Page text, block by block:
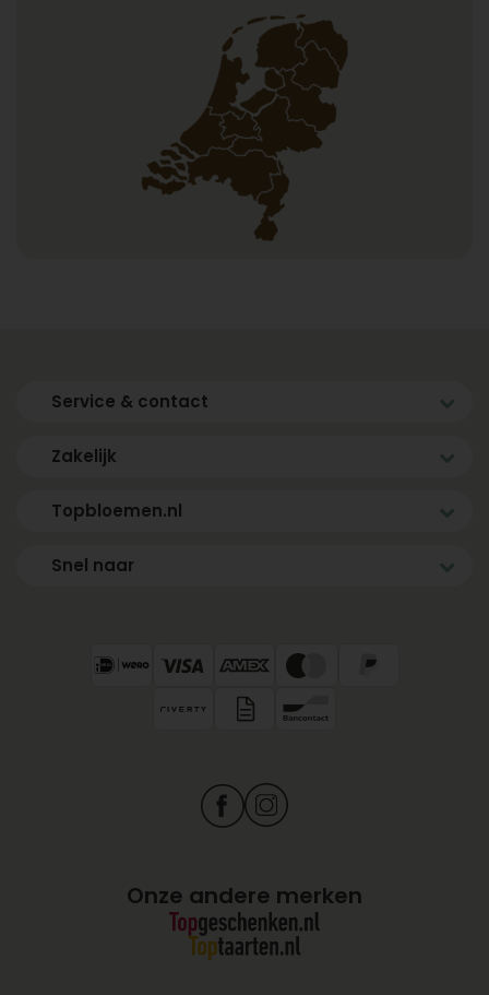
Service & contact
Zakelijk
Topbloemen.nl
Snel naar
Onze andere merken